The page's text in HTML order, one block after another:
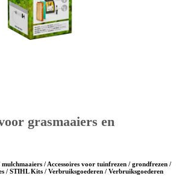
grasmaaiers en
mulchmaaiers / Accessoires voor tuinfrezen / grondfrezen /
/ STIHL Kits / Verbruiksgoederen / Verbruiksgoederen